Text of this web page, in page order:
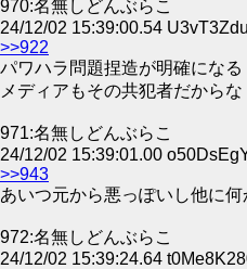
970:名無しどんぶらこ
24/12/02 15:39:00.54
>>922
パワハラ問題捏造が明確になる
メディアもその共犯者だからな
971:名無しどんぶらこ
24/12/02 15:39:01.00
>>943
あいつ元から悪っぽいし他に何
972:名無しどんぶらこ
24/12/02 15:39:24.64